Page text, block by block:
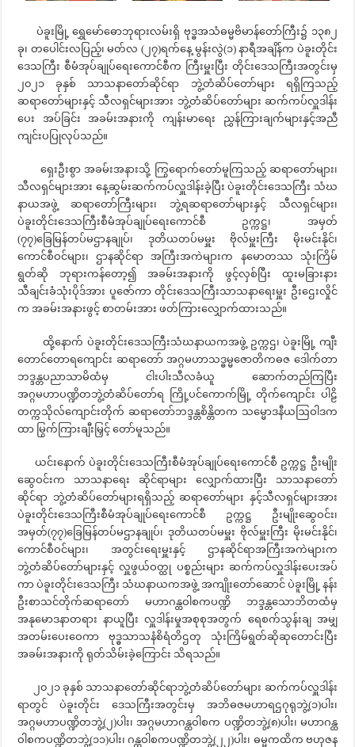
ပဲခူးမြို့ ရွှေမော်ဓောဘုရားလမ်းရှိ ဗုဒ္ဓအသံဓမ္မဗိမာန်တော်ကြီး၌ ၁၃၈၂
ခု၊ တပေါင်းလပြည့်၊ မတ်လ (၂၇)ရက်နေ့ မွန်းလွဲ(၁) နာရီအချိန်က ပဲခူးတိုင်း
ဒေသကြီး စီမံအုပ်ချုပ်ရေးကောင်စီက ကြီးမှူးပြီး တိုင်းဒေသကြီးအတွင်းမှ
၂၀၂၁ ခုနှစ် သာသနာတော်ဆိုင်ရာ ဘွဲ့တံဆိပ်တော်များ ရရှိကြသည့်
ဆရာတော်များနှင့် သီလရှင်များအား ဘွဲ့တံဆိပ်တော်များ ဆက်ကပ်လှူဒါန်း
ပေး အပ်ခြင်း အခမ်းအနားကို ကျန်းမာရေး ညွှန်ကြားချက်များနှင့်အညီ
ကျင်းပပြုလုပ်သည်။
ရှေးဦးစွာ အခမ်းအနားသို့ ကြွရောက်တော်မူကြသည့် ဆရာတော်များ၊
သီလရှင်များအား နေ့ဆွမ်းဆက်ကပ်လှူဒါန်းခဲ့ပြီး ပဲခူးတိုင်းဒေသကြီး သံဃ
နာယအဖွဲ့ ဆရာတော်ကြီးများ၊ ဘွဲ့ရဆရာတော်များနှင့် သီလရှင်များ၊
ပဲခူးတိုင်းဒေသကြီးစီမံအုပ်ချုပ်ရေးကောင်စီ ဥက္ကဋ္ဌ၊ အမှတ်
(၇၇)ခြေမြန်တပ်မဌာနချုပ်၊ ဒုတိယတပ်မမှူး ဗိုလ်မှူးကြီး မိုးမင်းနိုင်၊
ကောင်စီဝင်များ၊ ဌာနဆိုင်ရာ အကြီးအကဲများက နမောတဿ သုံးကြိမ်
ရွတ်ဆို ဘုရားကန်တော့၍ အခမ်းအနားကို ဖွင့်လှစ်ပြီး ထူးမခြားနား
သီချင်းခံသုံးပိုဒ်အား ပူဇော်ကာ တိုင်းဒေသကြီးသာသနာရေးမှူး ဦးဌေးလှိုင်
က အခမ်းအနားဖွင့် စာတမ်းအား ဖတ်ကြားလျှောက်ထားသည်။
ထို့နောက် ပဲခူးတိုင်းဒေသကြီးသံဃနာယကအဖွဲ့ ဥက္ကဌ၊ ပဲခူးမြို့ ကျီး
တောင်တောရကျောင်း ဆရာတော် အဂ္ဂမဟာသဒ္ဓမ္မဇောတိကဓဇ ဒေါက်တာ
ဘဒ္ဒန္တပညာသာမိထံမှ ငါးပါးသီလခံယူ ဆောက်တည်ကြပြီး
အဂ္ဂမဟာပဏ္ဍိတဘွဲ့တံဆိပ်တော်ရ ကြို့ပင်ကောက်မြို့ တိုက်ကျောင်း ပါဠိ
တက္ကသိုလ်ကျောင်းတိုက် ဆရာတော်ဘဒ္ဒန္တစိန္တိတက သမ္မောဒနီယဩဝါဒက
ထာ မြွက်ကြားချီးမြှင့် တော်မူသည်။
ယင်းနောက် ပဲခူးတိုင်းဒေသကြီးစီမံအုပ်ချုပ်ရေးကောင်စီ ဥက္ကဋ္ဌ ဦးမျိုး
ဆွေဝင်းက သာသနာရေး ဆိုင်ရာများ လျှောက်ထားပြီး သာသနာတော်
ဆိုင်ရာ ဘွဲ့တံဆိပ်တော်များရရှိသည့် ဆရာတော်များ နှင့်သီလရှင်များအား
ပဲခူးတိုင်းဒေသကြီးစီမံအုပ်ချုပ်ရေးကောင်စီ ဥက္ကဋ္ဌ ဦးမျိုးဆွေဝင်း၊
အမှတ်(၇၇)ခြေမြန်တပ်မဌာနချုပ်၊ ဒုတိယတပ်မမှူး ဗိုလ်မှူးကြီး မိုးမင်းနိုင်၊
ကောင်စီဝင်များ၊ အတွင်းရေးမှူးနှင့် ဌာနဆိုင်ရာအကြီးအကဲများက
ဘွဲ့တံဆိပ်တော်များနှင့် လှူဖွယ်ဝတ္ထု ပစ္စည်းများ ဆက်ကပ်လှူဒါန်းပေးအပ်
ကာ ပဲခူးတိုင်းဒေသကြီး သံဃနာယကအဖွဲ့ အကျိုးတော်ဆောင် ပဲခူးမြို့ နန်း
ဦးစာသင်တိုက်ဆရာတော် မဟာဂန္ထဝါစကပဏ္ဍိ ဘဒ္ဒန္တသောဘိတထံမှ
အနုမောဒနာတရား နာယူပြီး လှူဒါန်းမှုအစုစုအတွက် ရေစက်သွန်းချ အမျှ
အတမ်းပေးဝေကာ ဗုဒ္ဓသာသနံစိရံတိဌတု သုံးကြိမ်ရွတ်ဆိုဆုတောင်းပြီး
အခမ်းအနားကို ရုတ်သိမ်းခဲ့ကြောင်း သိရသည်။
၂၀၂၁ ခုနှစ် သာသနာတော်ဆိုင်ရာဘွဲ့တံဆိပ်တော်များ ဆက်ကပ်လှူဒါန်း
ရာတွင် ပဲခူးတိုင်း ဒေသကြီးအတွင်းမှ အဘိဓဇမဟာရဌဂုရုဘွဲ့(၁)ပါး၊
အဂ္ဂမဟာပဏ္ဍိတဘွဲ့(၂)ပါး၊ အဂ္ဂမဟာဂန္ထဝါစက ပဏ္ဍိတဘွဲ့(၈)ပါး၊ မဟာဂန္ထ
ဝါစကပဏ္ဍိတဘွဲ့(၁၁)ပါး၊ ဂန္ထဝါစကပဏ္ဍိတဘွဲ့(၂၂)ပါး၊ ဓမ္မကထိက ဗဟုဇန